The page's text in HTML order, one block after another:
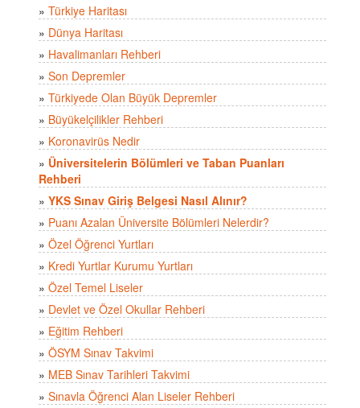
» Türkiye Haritası
» Dünya Haritası
» Havalimanları Rehberi
» Son Depremler
» Türkiyede Olan Büyük Depremler
» Büyükelçilikler Rehberi
» Koronavirüs Nedir
» Üniversitelerin Bölümleri ve Taban Puanları
Rehberi
» YKS Sınav Giriş Belgesi Nasıl Alınır?
» Puanı Azalan Üniversite Bölümleri Nelerdir?
» Özel Öğrenci Yurtları
» Kredi Yurtlar Kurumu Yurtları
» Özel Temel Liseler
» Devlet ve Özel Okullar Rehberi
» Eğitim Rehberi
» ÖSYM Sınav Takvimi
» MEB Sınav Tarihleri Takvimi
» Sınavla Öğrenci Alan Liseler Rehberi